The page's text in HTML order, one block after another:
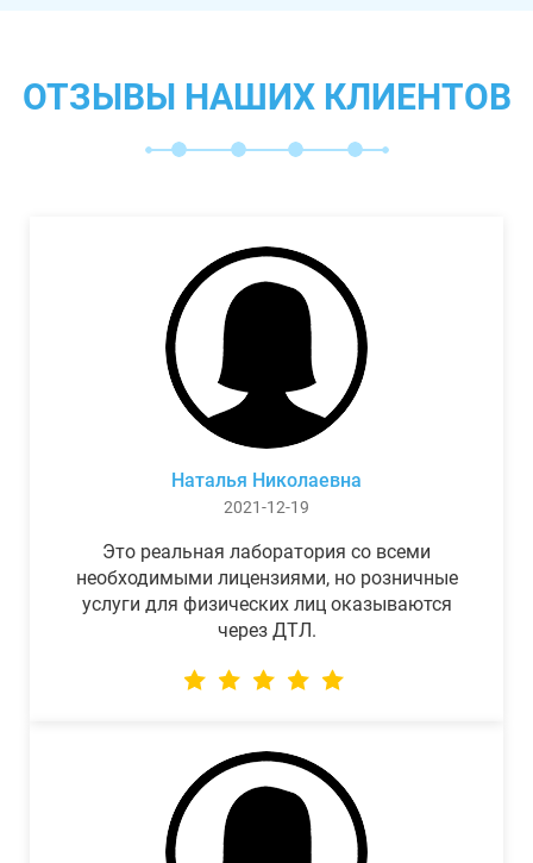
ОТЗЫВЫ НАШИХ КЛИЕНТОВ
Наталья Николаевна
2021-12-19
Это реальная лаборатория со всеми
необходимыми лицензиями, но розничные
услуги для физических лиц оказываются
через ДТЛ.